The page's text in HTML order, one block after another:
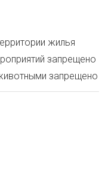
жилья
запрещено
запрещено